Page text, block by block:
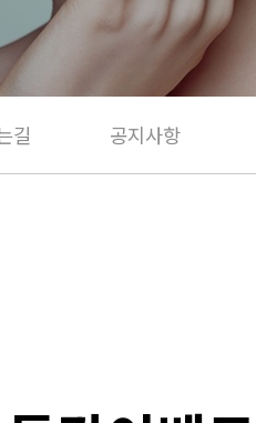
길 공지사항